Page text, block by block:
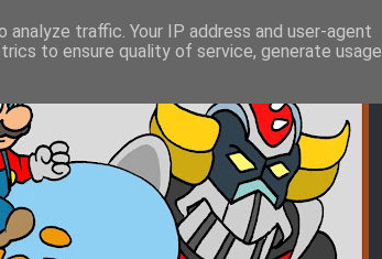
traffic. Your IP address and user-agent
to ensure quality of service, generate usage